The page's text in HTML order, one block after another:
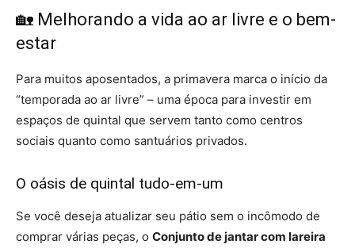
🏡 Melhorando a vida ao ar livre e o bem-
estar
Para muitos aposentados, a primavera marca o início da
“temporada ao ar livre” – uma época para investir em
espaços de quintal que servem tanto como centros
sociais quanto como santuários privados.
O oásis de quintal tudo-em-um
Se você deseja atualizar seu pátio sem o incômodo de
comprar várias peças, o Conjunto de jantar com lareira